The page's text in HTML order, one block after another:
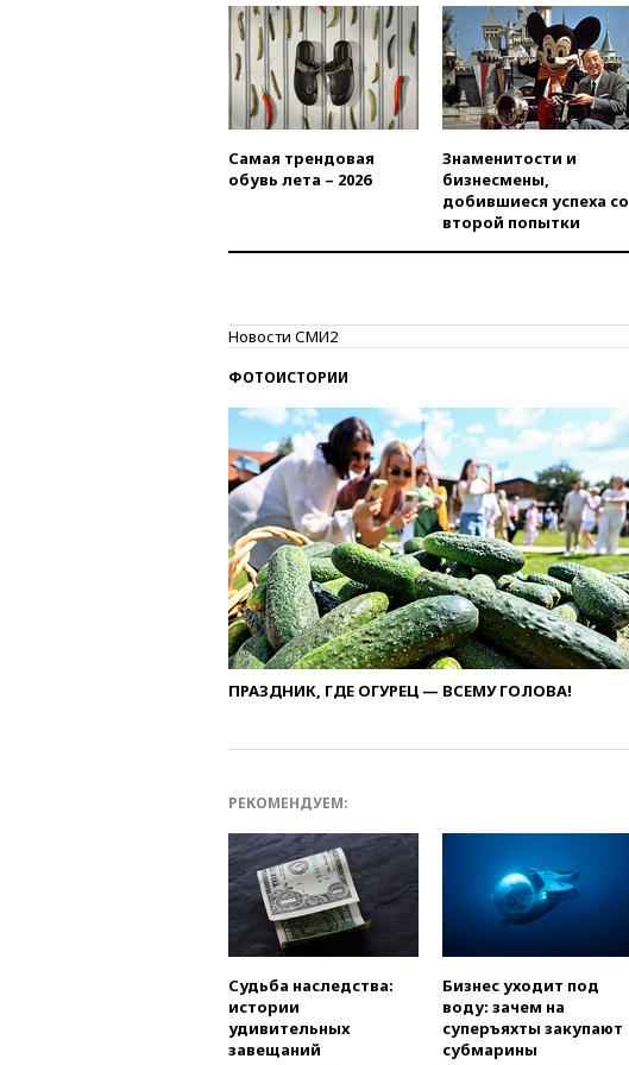
Самая трендовая
обувь лета – 2026
Знаменитости и
бизнесмены,
добившиеся успеха со
второй попытки
Новости СМИ2
ФОТОИСТОРИИ
ПРАЗДНИК, ГДЕ ОГУРЕЦ — ВСЕМУ ГОЛОВА!
РЕКОМЕНДУЕМ:
Судьба наследства:
истории
удивительных
завещаний
Бизнес уходит под
воду: зачем на
суперъяхты закупают
субмарины